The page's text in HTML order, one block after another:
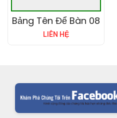
Bảng Tên Để Bàn 08
LIÊN HỆ